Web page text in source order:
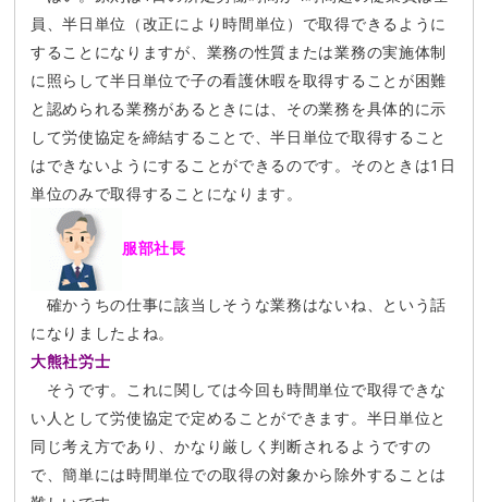
員、半日単位（改正により時間単位）で取得できるように
することになりますが、業務の性質または業務の実施体制
に照らして半日単位で子の看護休暇を取得することが困難
と認められる業務があるときには、その業務を具体的に示
して労使協定を締結することで、半日単位で取得すること
はできないようにすることができるのです。そのときは1日
単位のみで取得することになります。
服部社長
確かうちの仕事に該当しそうな業務はないね、という話
になりましたよね。
大熊社労士
そうです。これに関しては今回も時間単位で取得できな
い人として労使協定で定めることができます。半日単位と
同じ考え方であり、かなり厳しく判断されるようですの
で、簡単には時間単位での取得の対象から除外することは